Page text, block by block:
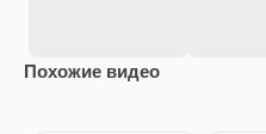
Похожие видео